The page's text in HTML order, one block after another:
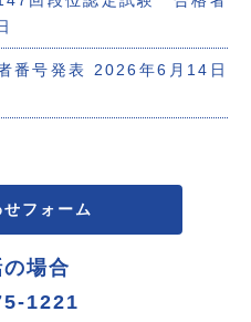
番号発表 2026年6月14日
フォーム
場合
1221